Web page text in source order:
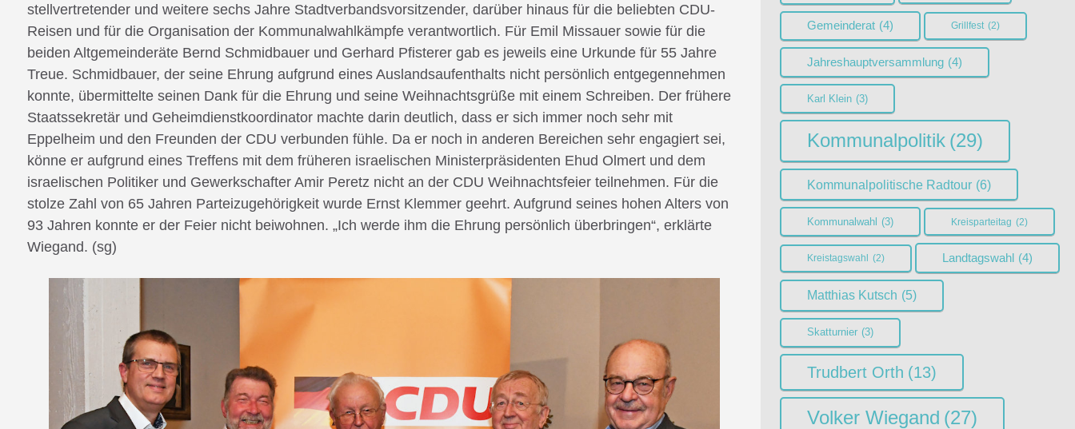
stellvertretender und weitere sechs Jahre Stadtverbandsvorsitzender, darüber hinaus für die beliebten CDU-
Reisen und für die Organisation der Kommunalwahlkämpfe verantwortlich. Für Emil Missauer sowie für die
beiden Altgemeinderäte Bernd Schmidbauer und Gerhard Pfisterer gab es jeweils eine Urkunde für 55 Jahre
Treue. Schmidbauer, der seine Ehrung aufgrund eines Auslandsaufenthalts nicht persönlich entgegennehmen
konnte, übermittelte seinen Dank für die Ehrung und seine Weihnachtsgrüße mit einem Schreiben. Der frühere
Staatssekretär und Geheimdienstkoordinator machte darin deutlich, dass er sich immer noch sehr mit
Eppelheim und den Freunden der CDU verbunden fühle. Da er noch in anderen Bereichen sehr engagiert sei,
könne er aufgrund eines Treffens mit dem früheren israelischen Ministerpräsidenten Ehud Olmert und dem
israelischen Politiker und Gewerkschafter Amir Peretz nicht an der CDU Weihnachtsfeier teilnehmen. Für die
stolze Zahl von 65 Jahren Parteizugehörigkeit wurde Ernst Klemmer geehrt. Aufgrund seines hohen Alters von
93 Jahren konnte er der Feier nicht beiwohnen. „Ich werde ihm die Ehrung persönlich überbringen“, erklärte
Wiegand. (sg)
Gemeinderat (4) Grillfest (2)
Jahreshauptversammlung (4)
Karl Klein (3)
Kommunalpolitik (29)
Kommunalpolitische Radtour (6)
Kommunalwahl (3) Kreisparteitag (2)
Kreistagswahl (2) Landtagswahl (4)
Matthias Kutsch (5)
Skatturnier (3)
Trudbert Orth (13)
Volker Wiegand (27)